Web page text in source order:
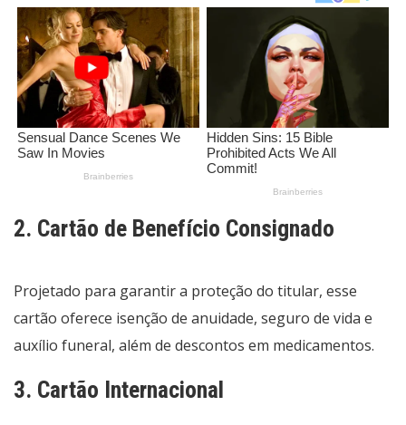
2. Cartão de Benefício Consignado
Projetado para garantir a proteção do titular, esse
cartão oferece isenção de anuidade, seguro de vida e
auxílio funeral, além de descontos em medicamentos.
3. Cartão Internacional